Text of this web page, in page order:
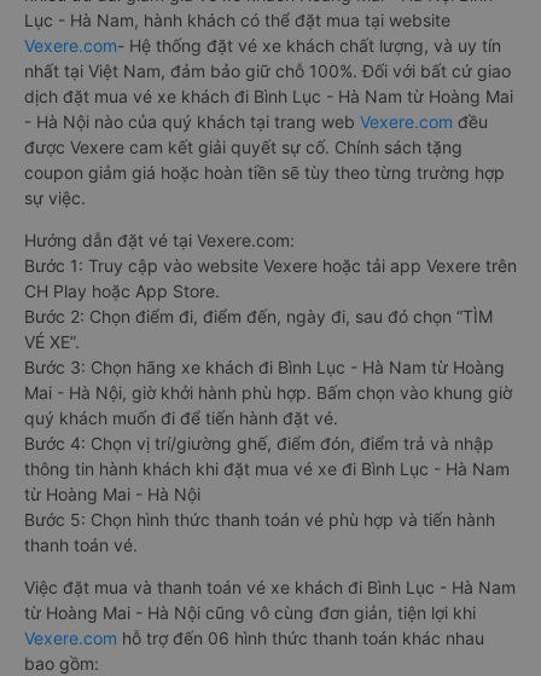
Lục - Hà Nam, hành khách có thể đặt mua tại website
Vexere.com- Hệ thống đặt vé xe khách chất lượng, và uy tín
nhất tại Việt Nam, đảm bảo giữ chỗ 100%. Đối với bất cứ giao
dịch đặt mua vé xe khách đi Bình Lục - Hà Nam từ Hoàng Mai
- Hà Nội nào của quý khách tại trang web Vexere.com đều
được Vexere cam kết giải quyết sự cố. Chính sách tặng
coupon giảm giá hoặc hoàn tiền sẽ tùy theo từng trường hợp
sự việc.
Hướng dẫn đặt vé tại Vexere.com:
Bước 1: Truy cập vào website Vexere hoặc tải app Vexere trên
CH Play hoặc App Store.
Bước 2: Chọn điểm đi, điểm đến, ngày đi, sau đó chọn “TÌM
VÉ XE”.
Bước 3: Chọn hãng xe khách đi Bình Lục - Hà Nam từ Hoàng
Mai - Hà Nội, giờ khởi hành phù hợp. Bấm chọn vào khung giờ
quý khách muốn đi để tiến hành đặt vé.
Bước 4: Chọn vị trí/giường ghế, điểm đón, điểm trả và nhập
thông tin hành khách khi đặt mua vé xe đi Bình Lục - Hà Nam
từ Hoàng Mai - Hà Nội
Bước 5: Chọn hình thức thanh toán vé phù hợp và tiến hành
thanh toán vé.
Việc đặt mua và thanh toán vé xe khách đi Bình Lục - Hà Nam
từ Hoàng Mai - Hà Nội cũng vô cùng đơn giản, tiện lợi khi
Vexere.com hỗ trợ đến 06 hình thức thanh toán khác nhau
bao gồm: